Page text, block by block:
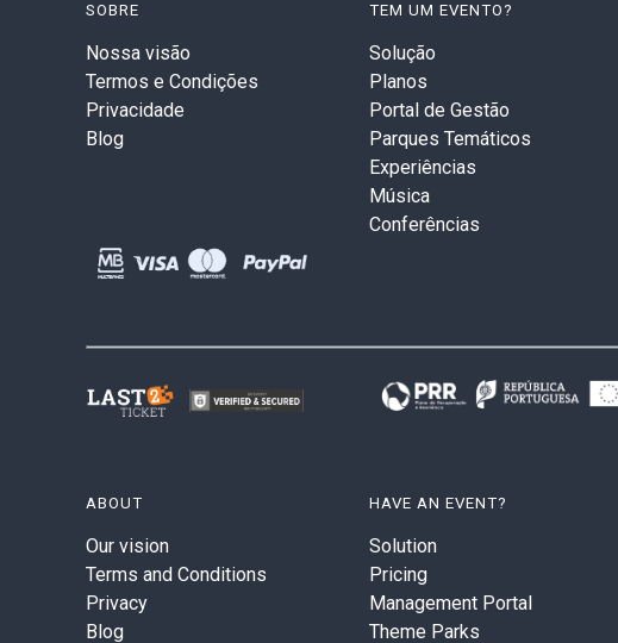
SOBRE
Nossa visão
Termos e Condições
Privacidade
Blog
TEM UM EVENTO?
Solução
Planos
Portal de Gestão
Parques Temáticos
Experiências
Música
Conferências
ABOUT
Our vision
Terms and Conditions
Privacy
Blog
HAVE AN EVENT?
Solution
Pricing
Management Portal
Theme Parks